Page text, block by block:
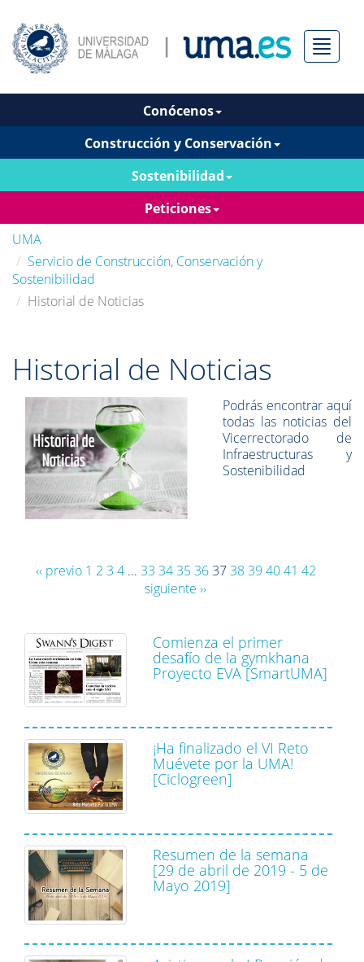
Menú
Conócenos
Construcción y Conservación
Sostenibilidad
Peticiones
UMA
Servicio de Construcción, Conservación y
Sostenibilidad
Historial de Noticias
Historial de Noticias
Podrás encontrar aquí
todas las noticias del
Vicerrectorado de
Infraestructuras y
Sostenibilidad
‹‹ previo 1 2 3 4... 33 34 35 36 37 38 39 40 41 42
siguiente ››
Comienza el primer
desafío de la gymkhana
Proyecto EVA [SmartUMA]
¡Ha finalizado el VI Reto
Muévete por la UMA!
[Ciclogreen]
Resumen de la semana
[29 de abril de 2019 - 5 de
Mayo 2019]